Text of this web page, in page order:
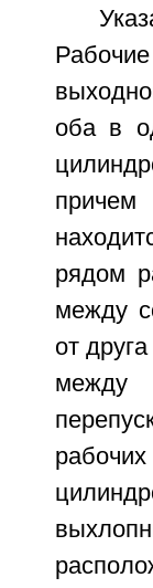
оба в
рядом
между
от
между